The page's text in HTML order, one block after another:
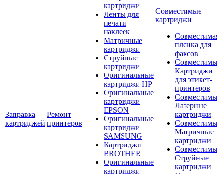
Заправка
картриджей
Ремонт
принтеров
картриджи
Ленты для
печати
наклеек
Матричные
картриджи
Струйные
картриджи
Оригинальные
картриджи HP
Оригинальные
картриджи
EPSON
Оригинальные
картриджи
SAMSUNG
Картриджи
BROTHER
Оригинальные
картриджи
Совместимые
картриджи
пленка для
факсов
Картриджи
для этикет-
принтеров
Лазерные
картриджи
Матричные
картриджи
Струйные
картриджи